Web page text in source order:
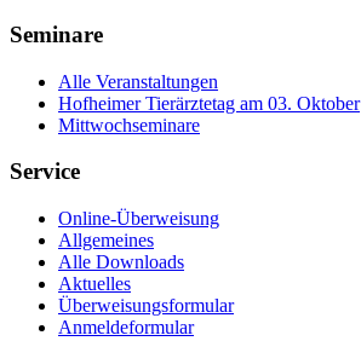
Seminare
Alle Veranstaltungen
Hofheimer Tierärztetag am 03. Oktober
Mittwochseminare
Service
Online-Überweisung
Allgemeines
Alle Downloads
Aktuelles
Überweisungsformular
Anmeldeformular